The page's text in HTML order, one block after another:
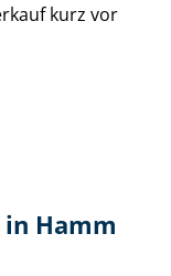
kurz vor
Hamm